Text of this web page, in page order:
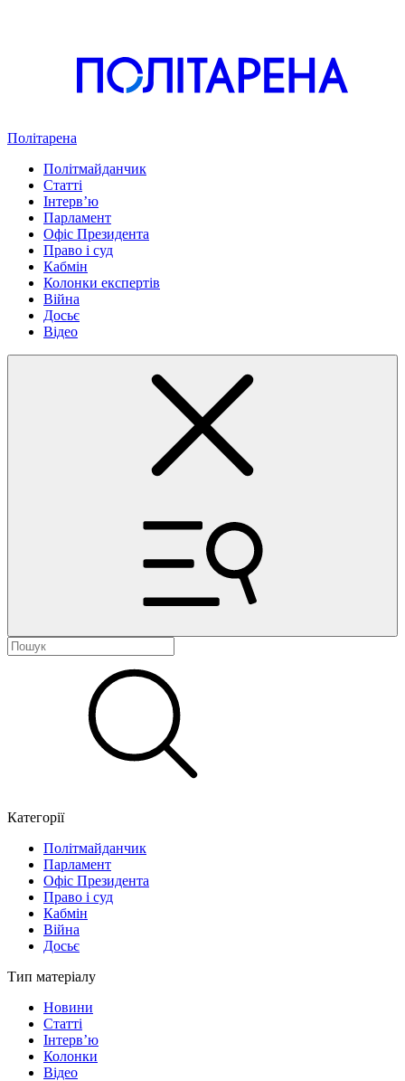
Політарена
Політмайданчик
Статті
Інтервʼю
Парламент
Офіс Президента
Право і суд
Кабмін
Колонки експертів
Війна
Досьє
Відео
Категорії
Політмайданчик
Парламент
Офіс Президента
Право і суд
Кабмін
Війна
Досьє
Тип матеріалу
Новини
Статті
Інтерв’ю
Колонки
Відео